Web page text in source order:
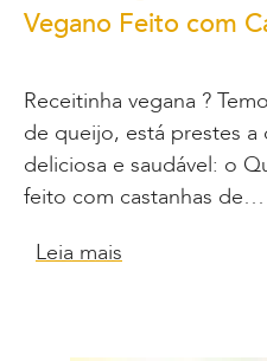
Vegano Feito com
Receitinha vegana ?
de queijo, está prestes a
deliciosa e saudável: o
feito com castanhas de…
Leia mais